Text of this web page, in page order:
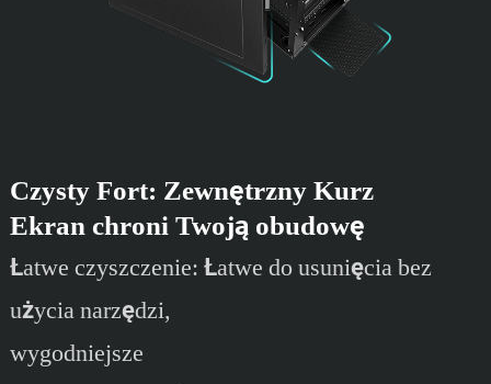
Czysty Fort: Zewnętrzny Kurz
Ekran chroni Twoją obudowę
Łatwe czyszczenie: Łatwe do usunięcia bez
użycia narzędzi,
wygodniejsze